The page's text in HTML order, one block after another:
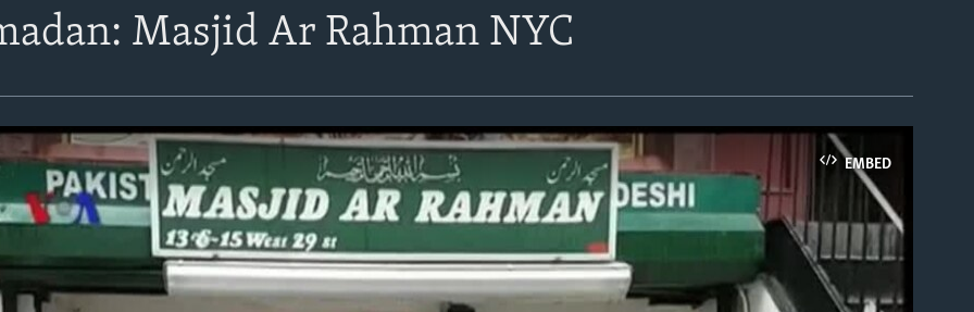
Masjid Ar Rahman NYC
EMBED